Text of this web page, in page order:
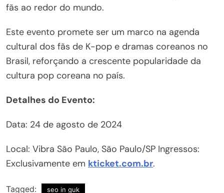
fãs ao redor do mundo.
Este evento promete ser um marco na agenda
cultural dos fãs de K-pop e dramas coreanos no
Brasil, reforçando a crescente popularidade da
cultura pop coreana no país.
Detalhes do Evento:
Data: 24 de agosto de 2024
Local: Vibra São Paulo, São Paulo/SP Ingressos:
Exclusivamente em kticket.com.br.
Tagged: seo in guk